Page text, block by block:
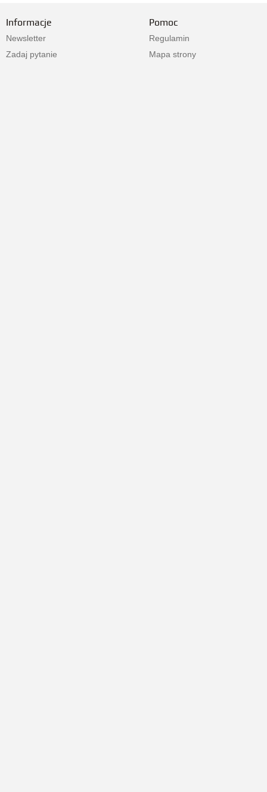
Informacje
Newsletter
Zadaj pytanie
Pomoc
Regulamin
Mapa strony